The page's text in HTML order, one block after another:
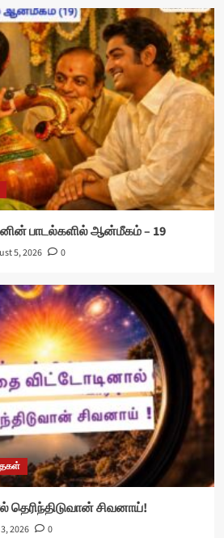
பாடல்களில் ஆன்மீகம் – 19
5, 2026 0
சிவனாய்!
2026 0